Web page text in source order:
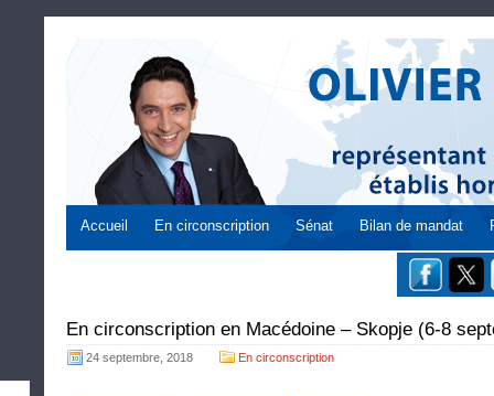
Accueil En circonscription Sénat Bilan de mandat
En circonscription en Macédoine – Skopje (6-8
24 septembre, 2018 En circonscription